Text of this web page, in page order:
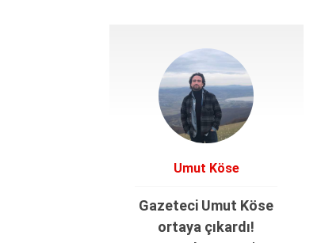
Umut Köse
Gazeteci Umut Köse
ortaya çıkardı!